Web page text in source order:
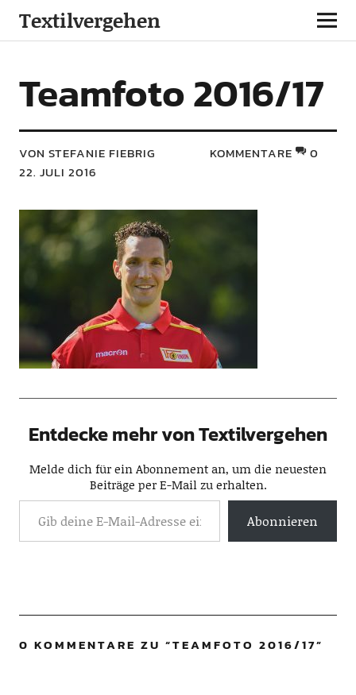
Textilvergehen
Teamfoto 2016/17
VON STEFANIE FIEBRIG
22. JULI 2016
KOMMENTARE 0
Entdecke mehr von Textilvergehen
Melde dich für ein Abonnement an, um die neuesten
Beiträge per E-Mail zu erhalten.
Abonnieren
0 KOMMENTARE ZU “TEAMFOTO 2016/17”